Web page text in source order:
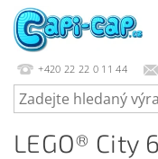
+420 22 22 0 11 44
LEGO® City